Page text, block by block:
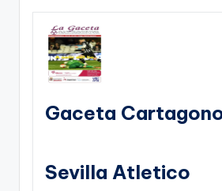
Gaceta
Sevilla Atletico